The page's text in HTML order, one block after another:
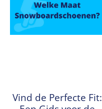
Vind de Perfecte Fit: